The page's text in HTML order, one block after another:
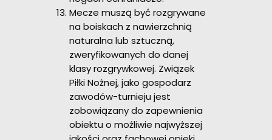
Mecze muszą być rozgrywane
na boiskach z nawierzchnią
naturalna lub sztuczną,
zweryfikowanych do danej
klasy rozgrywkowej. Związek
Piłki Nożnej, jako gospodarz
zawodów-turnieju jest
zobowiązany do zapewnienia
obiektu o możliwie najwyższej